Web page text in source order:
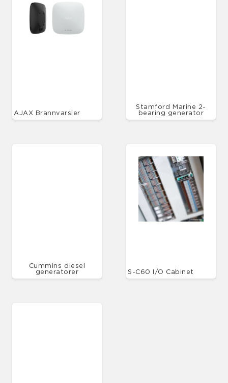
AJAX Brannvarsler
Stamford Marine 2-
bearing generator
Cummins diesel
generatorer
S-C60 I/O Cabinet